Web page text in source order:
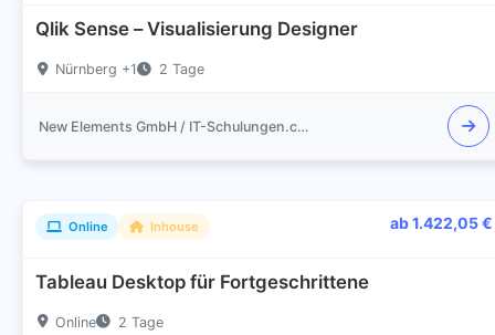
Qlik Sense – Visualisierung Designer
Nürnberg +1 2 Tage
New Elements GmbH / IT-Schulungen.com
Online Inhouse ab 1.422,05 €
Tableau Desktop für Fortgeschrittene
Online 2 Tage